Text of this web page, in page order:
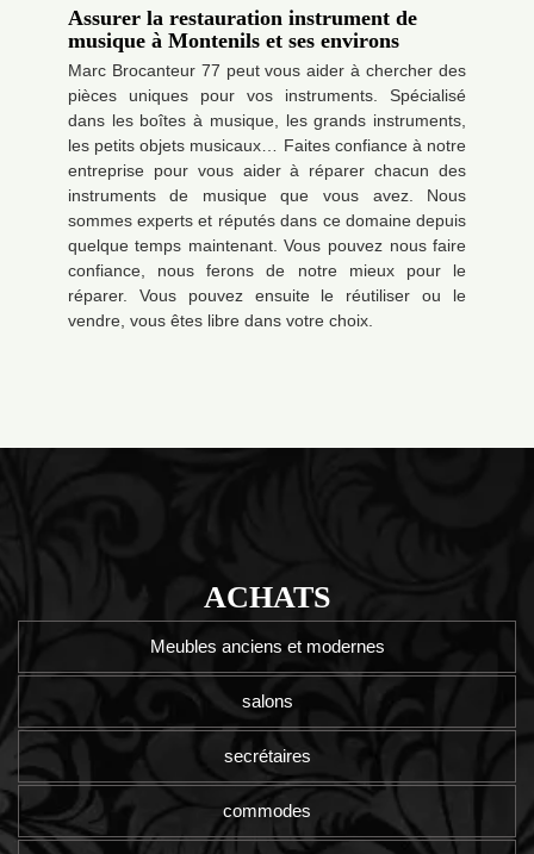
Assurer la restauration instrument de
musique à Montenils et ses environs
Marc Brocanteur 77 peut vous aider à chercher des
pièces uniques pour vos instruments. Spécialisé
dans les boîtes à musique, les grands instruments,
les petits objets musicaux… Faites confiance à notre
entreprise pour vous aider à réparer chacun des
instruments de musique que vous avez. Nous
sommes experts et réputés dans ce domaine depuis
quelque temps maintenant. Vous pouvez nous faire
confiance, nous ferons de notre mieux pour le
réparer. Vous pouvez ensuite le réutiliser ou le
vendre, vous êtes libre dans votre choix.
ACHATS
Meubles anciens et modernes
salons
secrétaires
commodes